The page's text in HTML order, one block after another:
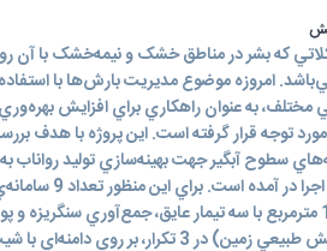
که بشر در مناطق خشک و نيمه‌خشک با آن
امروزه موضوع مديريت بارش‌ها با
مختلف، به عنوان راهکاري براي افزايش
توجه قرار گرفته است. اين پروژه با هدف
بختياري به
مساحت 12 مترمربع با سه تيمار عايق، جمع‌آوري